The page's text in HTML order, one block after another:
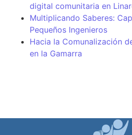
digital comunitaria en
Multiplicando Saberes:
Pequeños Ingenieros
Hacia la Comunalización
en la Gamarra